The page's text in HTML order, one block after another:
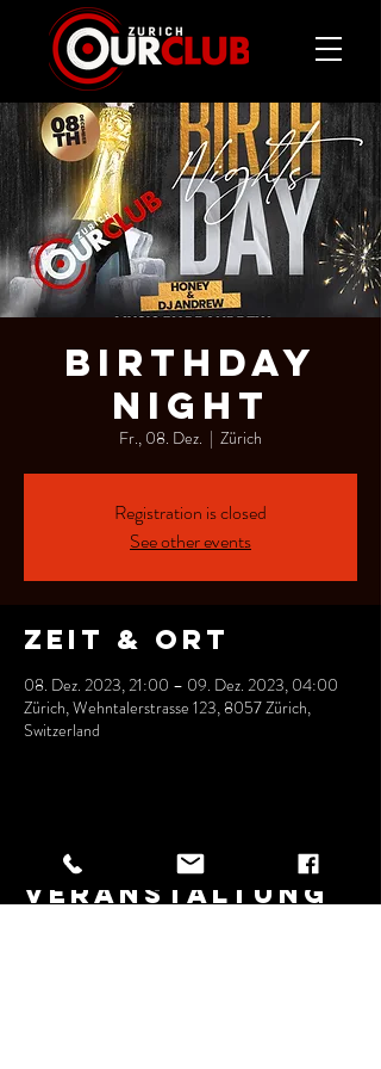
BIRTHDAY
NIGHT
Fr., 08. Dez.
  |
Zürich
Registration is closed
See other events
Zeit & Ort
08. Dez. 2023, 21:00 – 09. Dez. 2023, 04:00
Zürich, Wehntalerstrasse 123, 8057 Zürich,
Switzerland
Diese
Veranstaltung